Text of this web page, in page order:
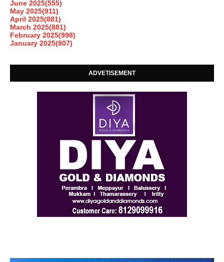
June 2025(555)
May 2025(911)
April 2025(881)
March 2025(881)
February 2025(998)
January 2025(807)
ADVETISEMENT